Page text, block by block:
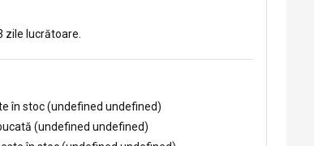
zile lucrătoare.
în stoc (undefined undefined)
(undefined undefined)